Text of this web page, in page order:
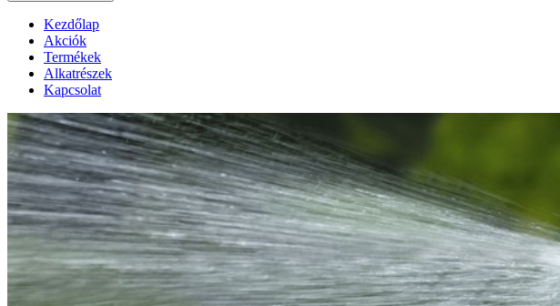
Kezdőlap
Akciók
Termékek
Alkatrészek
Kapcsolat